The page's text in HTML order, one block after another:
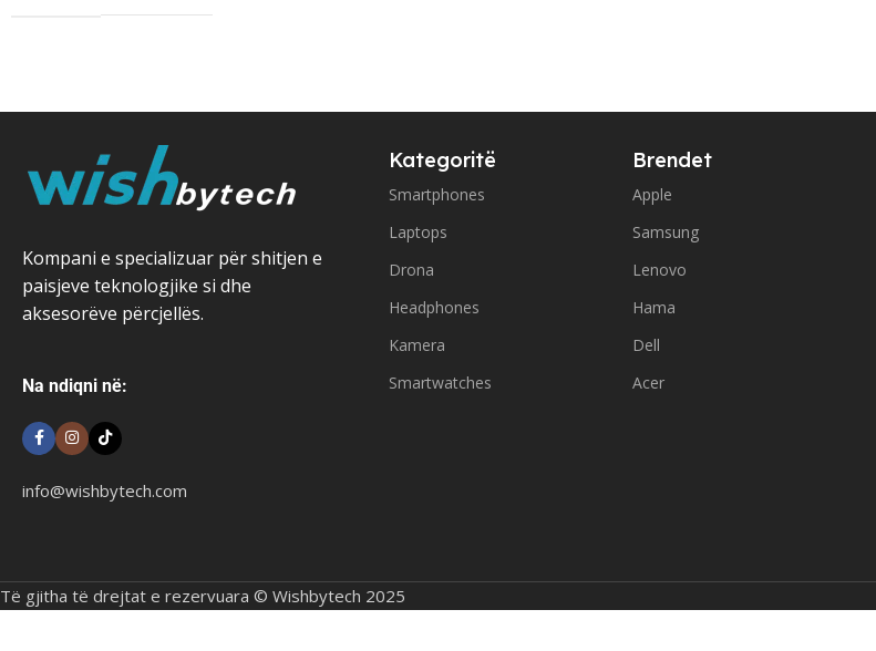
Kompani e specializuar për shitjen e
paisjeve teknologjike si dhe
aksesorëve përcjellës.
Na ndiqni në:
info@wishbytech.com
Kategoritë
Smartphones
Laptops
Drona
Headphones
Kamera
Smartwatches
Brendet
Apple
Samsung
Lenovo
Hama
Dell
Acer
Të gjitha të drejtat e rezervuara © Wishbytech 2025